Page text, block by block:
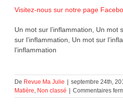
Visitez-nous sur notre page
Un mot sur l’inflammation, Un mot
sur l’inflammation, Un mot sur
l’inflammation
De Revue Ma Julie | septembre 24th,
Matière, Non classé | Commentaires